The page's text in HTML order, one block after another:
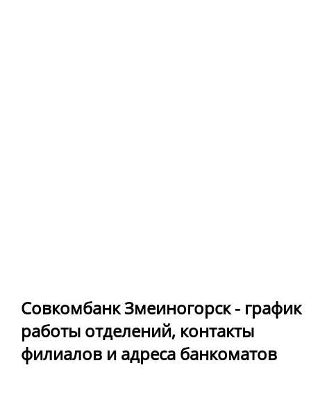
Совкомбанк Змеиногорск - график
работы отделений, контакты
филиалов и адреса банкоматов